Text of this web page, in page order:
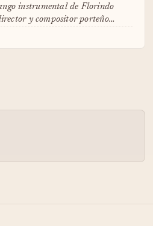
instrumental de Florindo
y compositor porteño…